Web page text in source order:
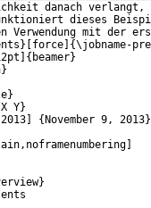
danach
dieses
Verwendung mit der
Y}
{November 9, 2013}